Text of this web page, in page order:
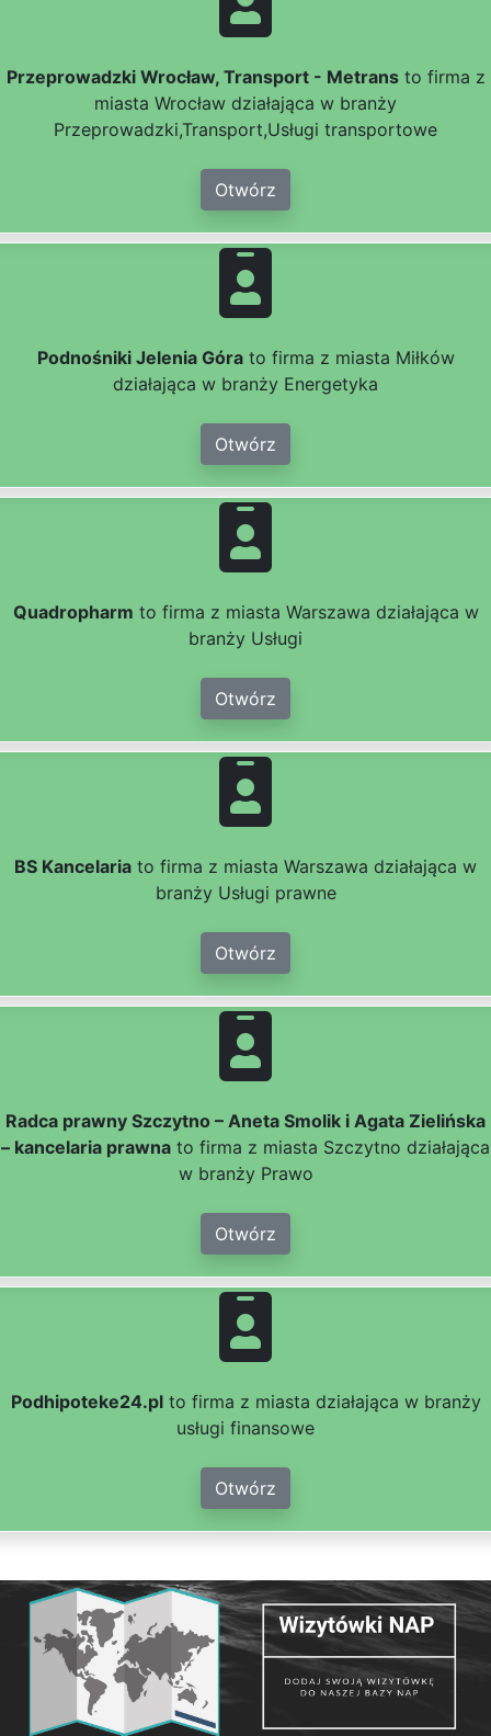
Przeprowadzki Wrocław, Transport - Metransto firma z
miasta Wrocław działająca w branży
Przeprowadzki,Transport,Usługi transportowe
Otwórz
Podnośniki Jelenia Górato firma z miasta Miłków
działająca w branży Energetyka
Otwórz
Quadropharm to firma z miasta Warszawa działająca w
branży Usługi
Otwórz
BS Kancelaria to firma z miasta Warszawa działająca w
branży Usługi prawne
Otwórz
Radca prawny Szczytno – Aneta Smolik i Agata Zielińska
– kancelaria prawna to firma z miasta Szczytno działająca
w branży Prawo
Otwórz
Podhipoteke24.plto firma z miasta działająca w branży
usługi finansowe
Otwórz